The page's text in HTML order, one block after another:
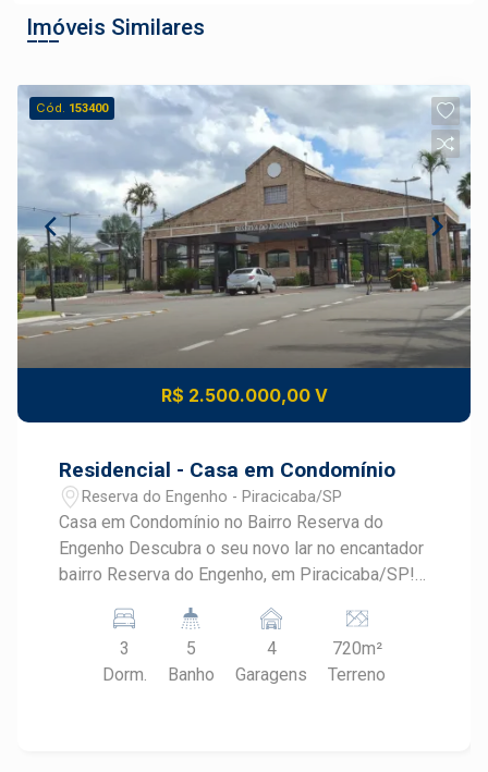
Imóveis Similares
Cód. 153400
R$ 2.500.000,00 V
Residencial - Casa em Condomínio
Reserva do Engenho - Piracicaba/SP
Casa em Condomínio no Bairro Reserva do
Engenho Descubra o seu novo lar no encantador
bairro Reserva do Engenho, em Piracicaba/SP!
todo o conforto e segurança que você e sua
família merecem. Características do Imóvel: -
Dormitórios: 3 amplos dormitórios, todos bem
3
Dorm.
5
Banho
4
Garagens
720m²
Terreno